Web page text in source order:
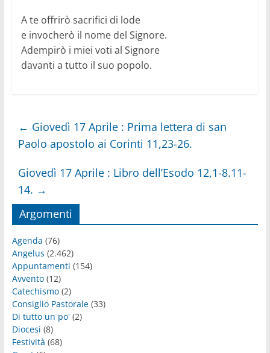
A te offrirò sacrifici di lode
e invocherò il nome del Signore.
Adempirò i miei voti al Signore
davanti a tutto il suo popolo.
← Giovedì 17 Aprile : Prima lettera di san
Paolo apostolo ai Corinti 11,23-26.
Giovedì 17 Aprile : Libro dell’Esodo 12,1-8.11-
14. →
Argomenti
Agenda (76)
Angelus (2.462)
Appuntamenti (154)
Avvento(12)
Catechismo(2)
Consiglio Pastorale(33)
Di tutto un po'(2)
Diocesi (8)
Festività (68)